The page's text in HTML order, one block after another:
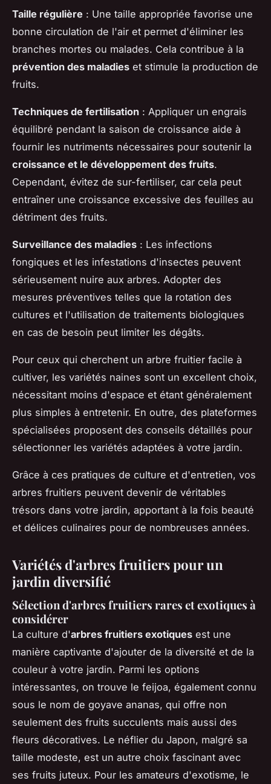
Taille régulière : Une taille appropriée favorise une
bonne circulation de l'air et permet d'éliminer les
branches mortes ou malades. Cela contribue à la
prévention des maladies et stimule la production de
fruits.
Techniques de fertilisation : Appliquer un engrais
équilibré pendant la saison de croissance aide à
fournir les nutriments nécessaires pour soutenir la
croissance et le développement des fruits.
Cependant, évitez de sur-fertiliser, car cela peut
entraîner une croissance excessive des feuilles au
détriment des fruits.
Surveillance des maladies : Les infections
fongiques et les infestations d'insectes peuvent
sérieusement nuire aux arbres. Adopter des
mesures préventives telles que la rotation des
cultures et l'utilisation de traitements biologiques
en cas de besoin peut limiter les dégâts.
Pour ceux qui cherchent un arbre fruitier facile à
cultiver, les variétés naines sont un excellent choix,
nécessitant moins d'espace et étant généralement
plus simples à entretenir. En outre, des plateformes
spécialisées proposent des conseils détaillés pour
sélectionner les variétés adaptées à votre jardin.
Grâce à ces pratiques de culture et d'entretien, vos
arbres fruitiers peuvent devenir de véritables
trésors dans votre jardin, apportant à la fois beauté
et délices culinaires pour de nombreuses années.
Variétés d'arbres fruitiers pour un
jardin diversifié
Sélection d'arbres fruitiers rares et exotiques à
considérer
La culture d'arbres fruitiers exotiques est une
manière captivante d'ajouter de la diversité et de la
couleur à votre jardin. Parmi les options
intéressantes, on trouve le feijoa, également connu
sous le nom de goyave ananas, qui offre non
seulement des fruits succulents mais aussi des
fleurs décoratives. Le néflier du Japon, malgré sa
taille modeste, est un autre choix fascinant avec
ses fruits juteux. Pour les amateurs d'exotisme, le